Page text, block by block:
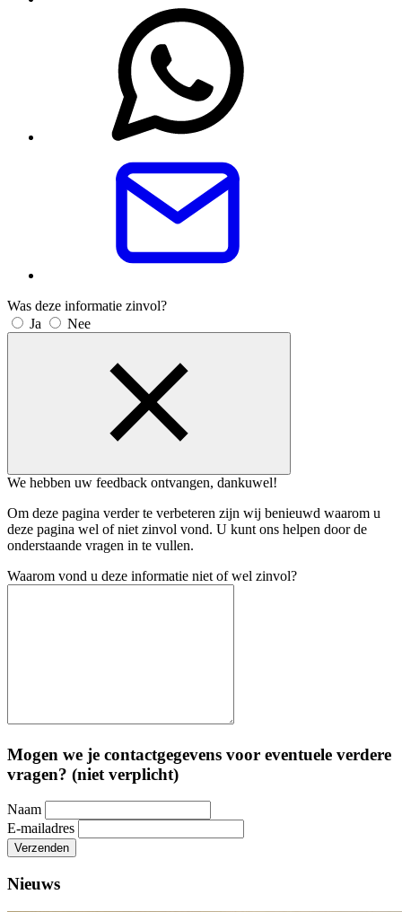
Was deze informatie zinvol?
Ja
Nee
We hebben uw feedback ontvangen, dankuwel!
Om deze pagina verder te verbeteren zijn wij benieuwd waarom u
deze pagina wel of niet zinvol vond. U kunt ons helpen door de
onderstaande vragen in te vullen.
Waarom vond u deze informatie niet of wel zinvol?
Mogen we je contactgegevens voor eventuele verdere
vragen? (niet verplicht)
Naam
E-mailadres
Verzenden
Nieuws